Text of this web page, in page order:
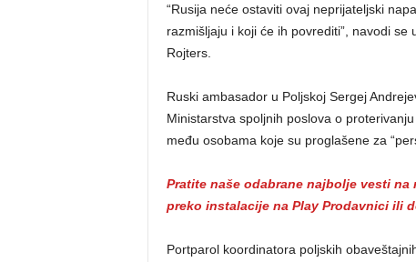
“Rusija neće ostaviti ovaj neprijateljski
razmišljaju i koji će ih povrediti”, navodi
Rojters.
Ruski ambasador u Poljskoj Sergej
Ministarstva spoljnih poslova o
među osobama koje su proglašene za
Pratite naše odabrane najbolje vesti na
preko instalacije na Play Prodavnici ili
Portparol koordinatora poljskih